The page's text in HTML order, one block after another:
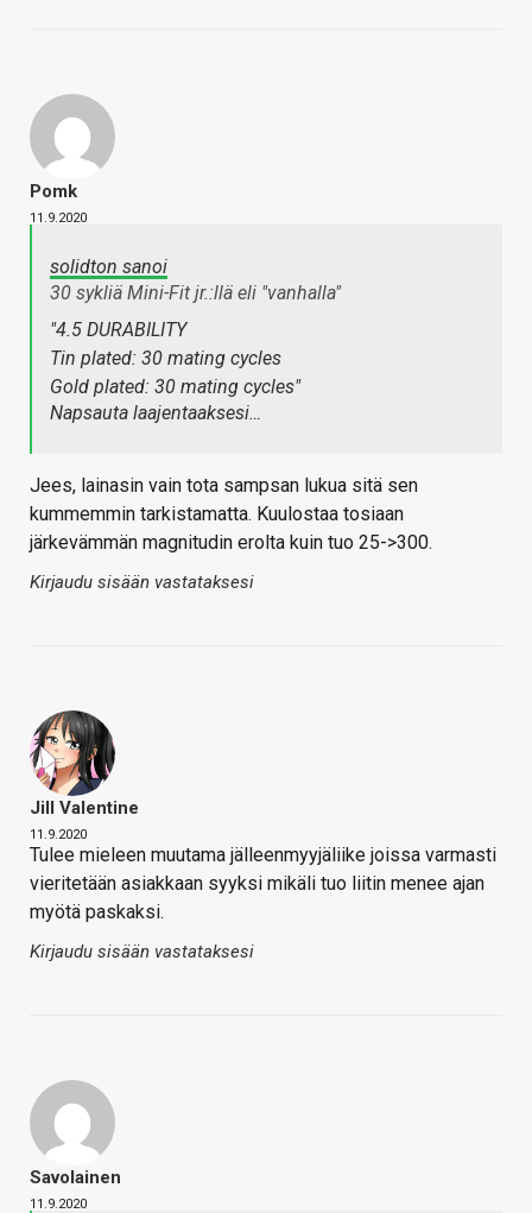
Pomk
11.9.2020
solidton sanoi
30 sykliä Mini-Fit jr.:llä eli "vanhalla"
"4.5 DURABILITY
Tin plated: 30 mating cycles
Gold plated: 30 mating cycles"
Napsauta laajentaaksesi…
Jees, lainasin vain tota sampsan lukua sitä sen
kummemmin tarkistamatta. Kuulostaa tosiaan
järkevämmän magnitudin erolta kuin tuo 25->300.
Kirjaudu sisään vastataksesi
Jill Valentine
11.9.2020
Tulee mieleen muutama jälleenmyyjäliike joissa varmasti
vieritetään asiakkaan syyksi mikäli tuo liitin menee ajan
myötä paskaksi.
Kirjaudu sisään vastataksesi
Savolainen
11.9.2020